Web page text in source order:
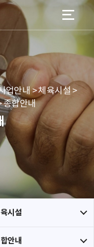
업안내 > 체육시설 >
종합안내
시설
안내